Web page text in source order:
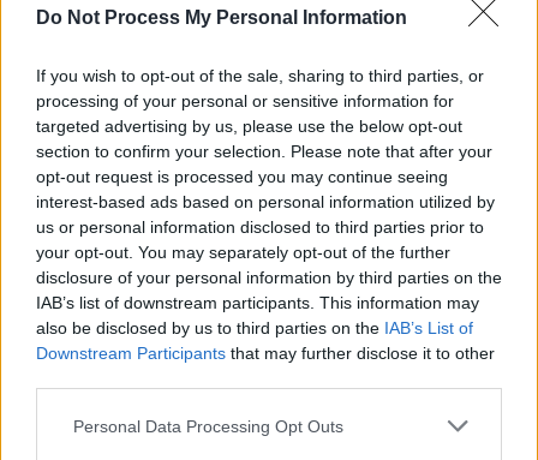
Do Not Process My Personal Information
If you wish to opt-out of the sale, sharing to third parties, or
processing of your personal or sensitive information for
targeted advertising by us, please use the below opt-out
section to confirm your selection. Please note that after your
opt-out request is processed you may continue seeing
interest-based ads based on personal information utilized by
us or personal information disclosed to third parties prior to
your opt-out. You may separately opt-out of the further
disclosure of your personal information by third parties on the
IAB’s list of downstream participants. This information may
also be disclosed by us to third parties on the IAB’s List of
Downstream Participants that may further disclose it to other
Please note that this website/app uses one or more Google
Personal Data Processing Opt Outs
Τα δεκάλεπτα: 17-14, 29-26, 41-44, 59-70
Άρης: Μπάνκς 2, Νόλεϊ 3, ΝτεΤζούλιους 17
(4), Γούντμπερι 15 (2), Μαντζούκας 5 (1),
Άλκινς 3, Τολιόπουλος 7, Χατζηδάκης,
Γκιουζέλης 1, Μποχωρίδης 2, Ρόμπερτς 4.
ΑΕΚ: Χαμπ 10 (2), Νετζήπογλου 5 (1),
Κουζέλογλου 5 (1), Γκόλντεν 4, Χέιλ 5, Γκρέι
9, Καράμπελας, Φλιώνης 2, Μπράις 18 (1),
Κουζμίνσκας 12 (3).
Mαρούσι - Προμηθέας 80-84
Συναρπαστικό ματς διεξήχθη στο γήπεδο